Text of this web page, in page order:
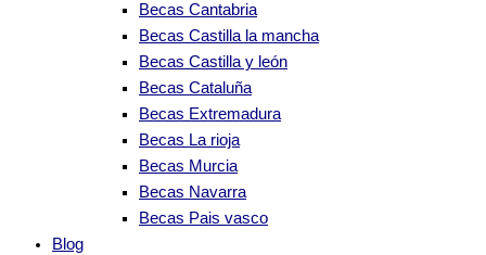
Becas Cantabria
Becas Castilla la mancha
Becas Castilla y león
Becas Cataluña
Becas Extremadura
Becas La rioja
Becas Murcia
Becas Navarra
Becas Pais vasco
Blog